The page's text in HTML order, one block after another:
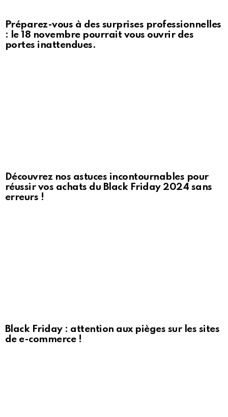
Préparez-vous à des surprises professionnelles
: le 18 novembre pourrait vous ouvrir des
portes inattendues.
Découvrez nos astuces incontournables pour
réussir vos achats du Black Friday 2024 sans
erreurs !
Black Friday : attention aux pièges sur les sites
de e-commerce !